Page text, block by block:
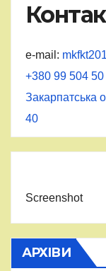
e-mail:
+380 99 504 50
Закарпатська
40
Screenshot
АРХІВИ